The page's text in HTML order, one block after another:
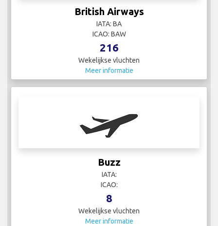
British Airways
IATA: BA
ICAO: BAW
216
Wekelijkse vluchten
Meer informatie
Buzz
IATA:
ICAO:
8
Wekelijkse vluchten
Meer informatie